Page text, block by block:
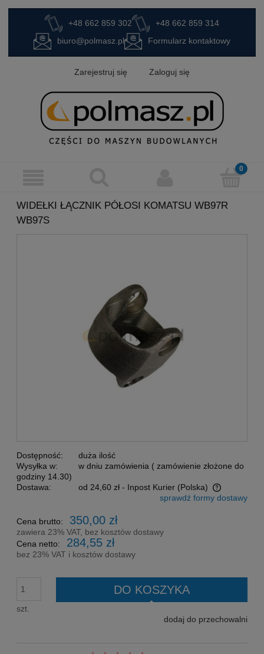
+48 662 859 302
+48 662 859 314
biuro@polmasz.pl
Formularz kontaktowy
Zarejestruj się Zaloguj się
WIDEŁKI ŁĄCZNIK PÓŁOSI KOMATSU WB97R
WB97S
Dostępność:
duża ilość
Wysyłka w:
w dniu zamówienia ( zamówienie złożone do
godziny 14.30)
Dostawa:
od 24,60 zł - Inpost Kurier (Polska)
Cena nie zawiera ewentualnych kosztów płatnościsprawdź formy dostawy
Cena brutto: 350,00 zł
zawiera 23% VAT, bez kosztów dostawy
Cena netto:
284,55 zł
bez 23% VAT i kosztów dostawy
szt.
DO KOSZYKA
dodaj do przechowalni